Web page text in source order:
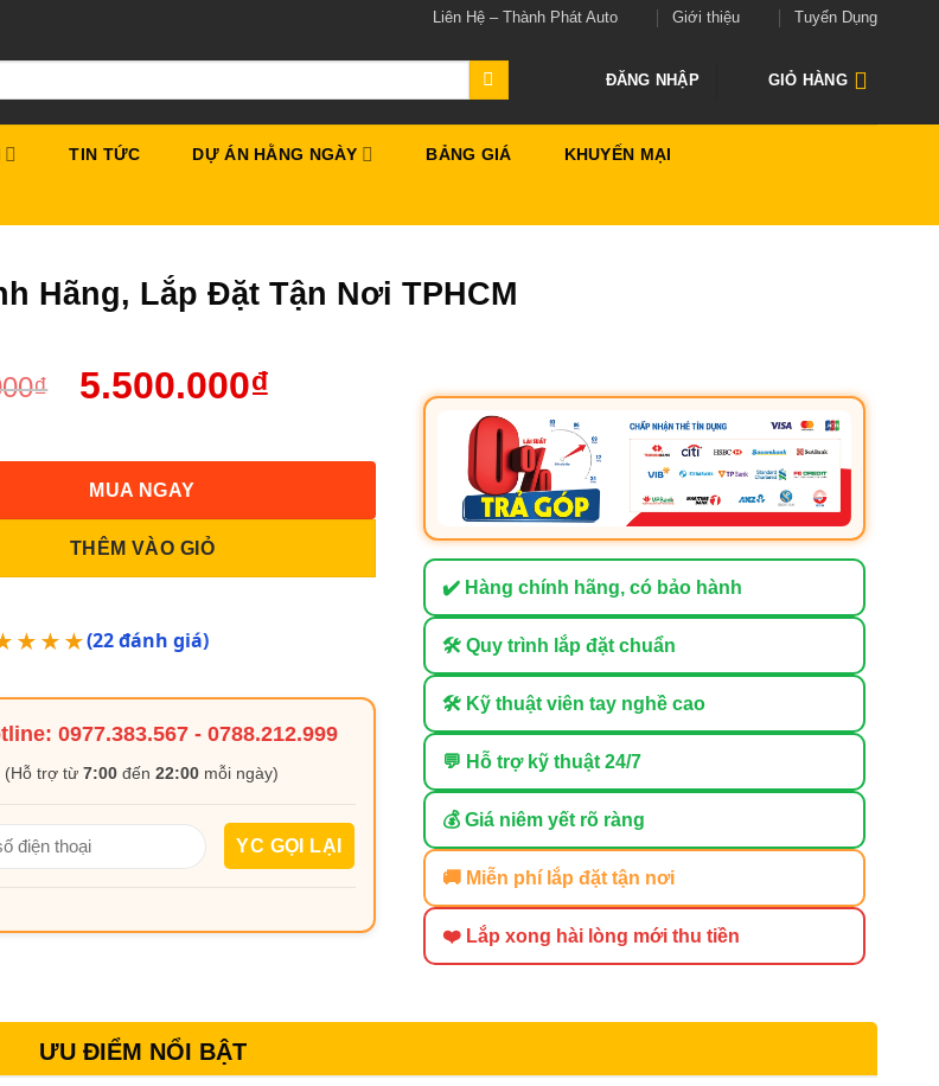
Liên Hệ – Thành Phát Auto Giới thiệu Tuyển Dụng
ĐĂNG NHẬP GIỎ HÀNG
TIN TỨC DỰ ÁN HẰNG NGÀY BẢNG GIÁ KHUYẾN MẠI
Hãng, Lắp Đặt Tận Nơi TPHCM
₫ 5.500.000₫
THÊM VÀO GIỎ
MUA NGAY
(22 đánh giá)
0977.383.567 -0788.212.999
(Hỗ trợ từ7:00 đến22:00 mỗi ngày)
✔️ Hàng chính hãng, có bảo hành
🛠 Quy trình lắp đặt chuẩn
🛠 Kỹ thuật viên tay nghề cao
💬 Hỗ trợ kỹ thuật 24/7
💰 Giá niêm yết rõ ràng
🚚 Miễn phí lắp đặt tận nơi
❤️ Lắp xong hài lòng mới thu tiền
ƯU ĐIỂM NỔI BẬT